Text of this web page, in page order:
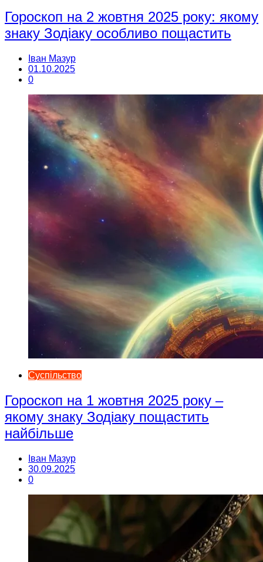
Гороскоп на 2 жовтня 2025 року: якому
знаку Зодіаку особливо пощастить
Іван Мазур
01.10.2025
0
Суспільство
Гороскоп на 1 жовтня 2025 року –
якому знаку Зодіаку пощастить
найбільше
Іван Мазур
30.09.2025
0